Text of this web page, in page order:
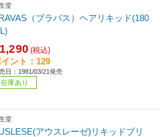
堂
（ブラバス）ヘアリキッド(180
(税込)
ント：129
日：1981/03/21発売
在庫あり
堂
アウスレーゼ)リキッドブリ